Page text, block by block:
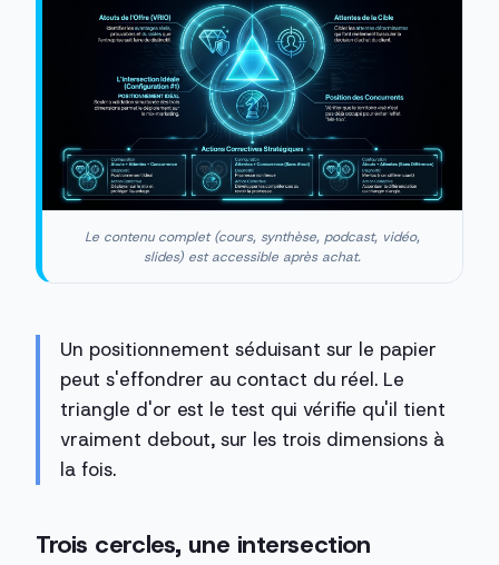
Le contenu complet (cours, synthèse, podcast, vidéo,
slides) est accessible après achat.
Un positionnement séduisant sur le papier
peut s'effondrer au contact du réel. Le
triangle d'or est le test qui vérifie qu'il tient
vraiment debout, sur les trois dimensions à
la fois.
Trois cercles, une intersection